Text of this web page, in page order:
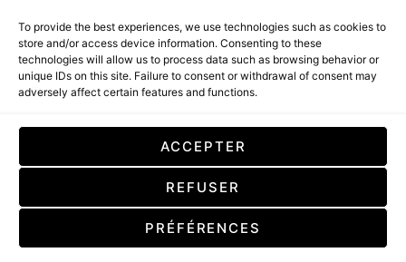
To provide the best experiences, we use technologies such as cookies to
store and/or access device information. Consenting to these
technologies will allow us to process data such as browsing behavior or
unique IDs on this site. Failure to consent or withdrawal of consent may
adversely affect certain features and functions.
ACCEPTER
REFUSER
PRÉFÉRENCES
SUBSCRIBE
acceptez nos conditions d'utilisation concernant le stockage des
données soumises par le biais de ce formulaire. By checking this box, you
confirm that you have read and are agreeing to our terms of use